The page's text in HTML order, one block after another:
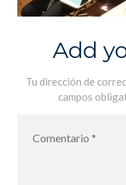
Add
Tu dirección de
campos